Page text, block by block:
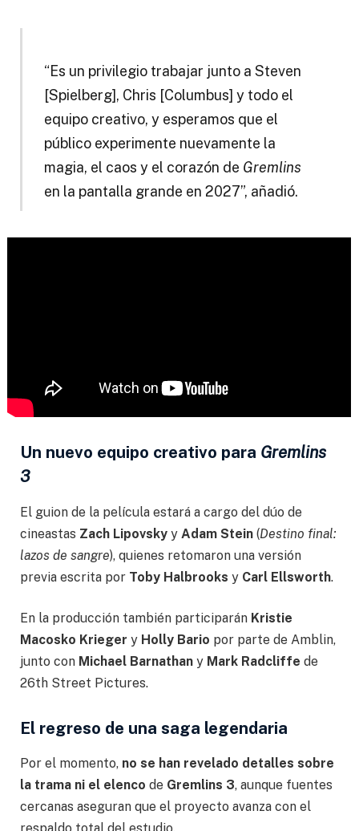
“Es un privilegio trabajar junto a Steven
[Spielberg], Chris [Columbus] y todo el
equipo creativo, y esperamos que el
público experimente nuevamente la
magia, el caos y el corazón de Gremlins
en la pantalla grande en 2027”, añadió.
Un nuevo equipo creativo para Gremlins
3
El guion de la película estará a cargo del dúo de
cineastas Zach Lipovsky y Adam Stein (Destino final:
lazos de sangre), quienes retomaron una versión
previa escrita por Toby Halbrooks y Carl Ellsworth.
En la producción también participarán Kristie
Macosko Krieger y Holly Bario por parte de Amblin,
junto con Michael Barnathan y Mark Radcliffe de
26th Street Pictures.
El regreso de una saga legendaria
Por el momento, no se han revelado detalles sobre
la trama ni el elenco de Gremlins 3, aunque fuentes
cercanas aseguran que el proyecto avanza con el